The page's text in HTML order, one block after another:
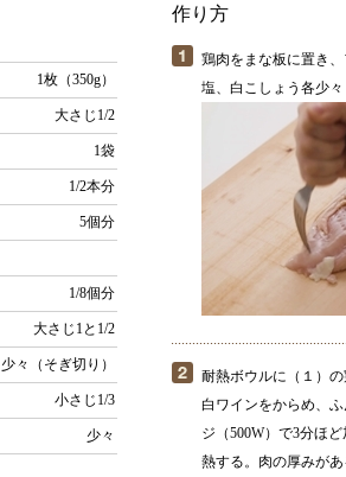
1枚（350g）
大さじ1/2
1袋
1/2本分
5個分
1/8個分
大さじ1と1/2
少々（そぎ切り）
小さじ1/3
少々
作り方
鶏肉をまな板に置き
塩、白こしょう各少々
耐熱ボウルに（１）
白ワインをからめ、
ジ（500W）で3分ほ
熱する。肉の厚みが